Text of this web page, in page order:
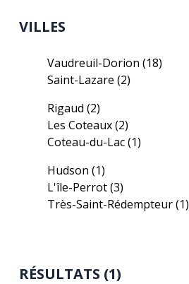
VILLES
Vaudreuil-Dorion(18)
Saint-Lazare(2)
Rigaud(2)
Les Coteaux(2)
Coteau-du-Lac(1)
Hudson(1)
L'île-Perrot(3)
Très-Saint-Rédempteur(1)
RÉSULTATS (1)